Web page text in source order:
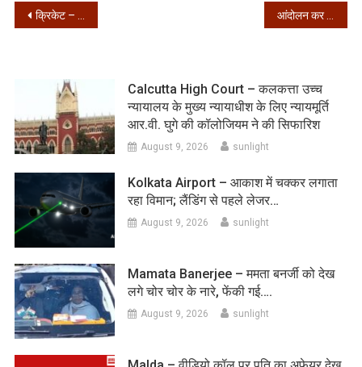
Post
क्रिकेट – दक्षिण अफ्रीकी खिलाड़ी हुआ कोरोना संक्रमित, इंग्लैंड के साथ पहला एकदिवसीय स्थगित आंदोलन कर रहे किसानों ने किया 8 दिसंबर को भारत बंद का एलान
Calcutta High Court – कलकत्ता उच्च
न्यायालय के मुख्य न्यायाधीश के लिए न्यायमूर्ति
आर.वी. घुगे की कॉलोजियम ने की सिफारिश
August 9, 2026 sunlight
Kolkata Airport – आकाश में चक्कर लगाता
रहा विमान; लैंडिंग से पहले लेजर…
August 9, 2026 sunlight
Mamata Banerjee – ममता बनर्जी को देख
लगे चोर चोर के नारे, फेंकी गई….
August 9, 2026 sunlight